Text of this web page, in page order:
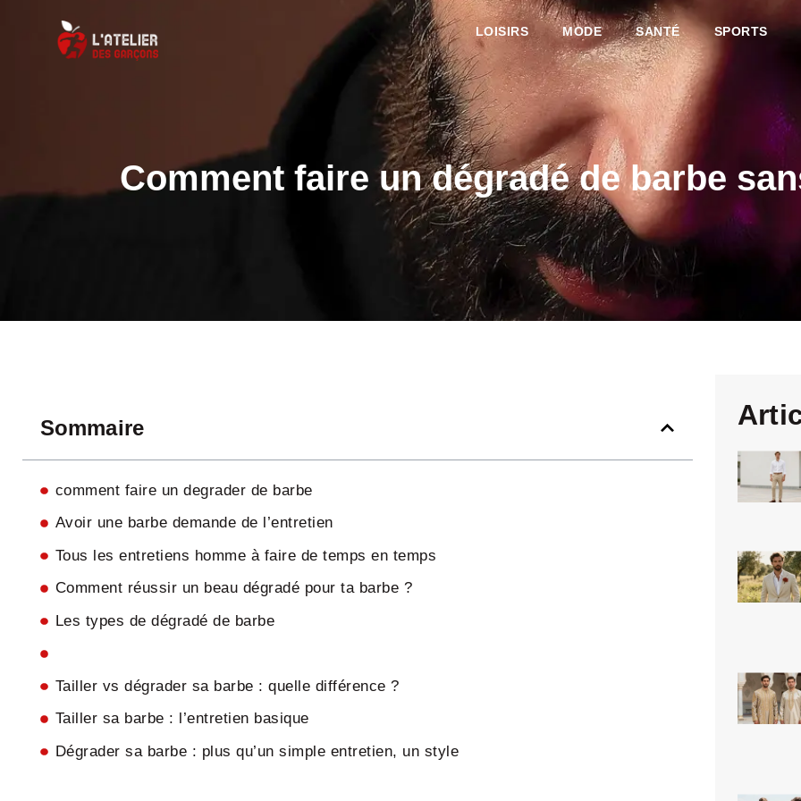
LOISIRS MODE SANTÉ SPORTS
Comment faire un dégradé de barbe
Sommaire
comment faire un degrader de barbe
Avoir une barbe demande de l’entretien
Tous les entretiens homme à faire de temps en temps
Comment réussir un beau dégradé pour ta barbe ?
Les types de dégradé de barbe
Tailler vs dégrader sa barbe : quelle différence ?
Tailler sa barbe : l’entretien basique
Dégrader sa barbe : plus qu’un simple entretien, un style